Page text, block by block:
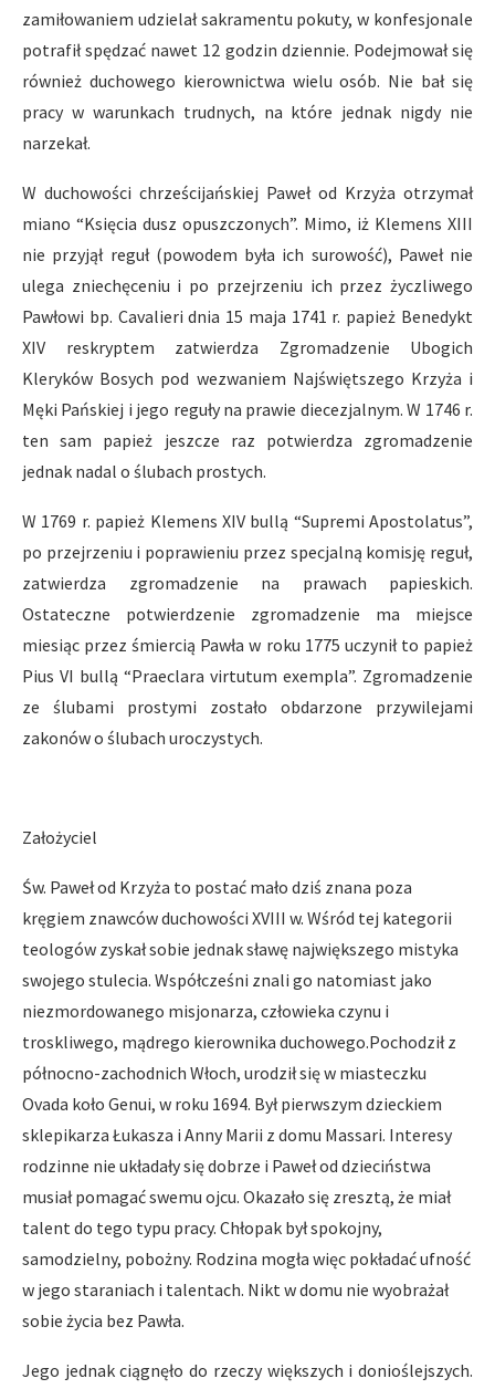
zamiłowaniem udzielał sakramentu pokuty, w konfesjonale
potrafił spędzać nawet 12 godzin dziennie. Podejmował się
również duchowego kierownictwa wielu osób. Nie bał się
pracy w warunkach trudnych, na które jednak nigdy nie
narzekał.
W duchowości chrześcijańskiej Paweł od Krzyża otrzymał
miano “Księcia dusz opuszczonych”. Mimo, iż Klemens XIII
nie przyjął reguł (powodem była ich surowość), Paweł nie
ulega zniechęceniu i po przejrzeniu ich przez życzliwego
Pawłowi bp. Cavalieri dnia 15 maja 1741 r. papież Benedykt
XIV reskryptem zatwierdza Zgromadzenie Ubogich
Kleryków Bosych pod wezwaniem Najświętszego Krzyża i
Męki Pańskiej i jego reguły na prawie diecezjalnym. W 1746 r.
ten sam papież jeszcze raz potwierdza zgromadzenie
jednak nadal o ślubach prostych.
W 1769 r. papież Klemens XIV bullą “Supremi Apostolatus”,
po przejrzeniu i poprawieniu przez specjalną komisję reguł,
zatwierdza zgromadzenie na prawach papieskich.
Ostateczne potwierdzenie zgromadzenie ma miejsce
miesiąc przez śmiercią Pawła w roku 1775 uczynił to papież
Pius VI bullą “Praeclara virtutum exempla”. Zgromadzenie
ze ślubami prostymi zostało obdarzone przywilejami
zakonów o ślubach uroczystych.
Założyciel
Św. Paweł od Krzyża to postać mało dziś znana poza
kręgiem znawców duchowości XVIII w. Wśród tej kategorii
teologów zyskał sobie jednak sławę największego mistyka
swojego stulecia. Współcześni znali go natomiast jako
niezmordowanego misjonarza, człowieka czynu i
troskliwego, mądrego kierownika duchowego.Pochodził z
północno-zachodnich Włoch, urodził się w miasteczku
Ovada koło Genui, w roku 1694. Był pierwszym dzieckiem
sklepikarza Łukasza i Anny Marii z domu Massari. Interesy
rodzinne nie układały się dobrze i Paweł od dzieciństwa
musiał pomagać swemu ojcu. Okazało się zresztą, że miał
talent do tego typu pracy. Chłopak był spokojny,
samodzielny, pobożny. Rodzina mogła więc pokładać ufność
w jego staraniach i talentach. Nikt w domu nie wyobrażał
sobie życia bez Pawła.
Jego jednak ciągnęło do rzeczy większych i donioślejszych.